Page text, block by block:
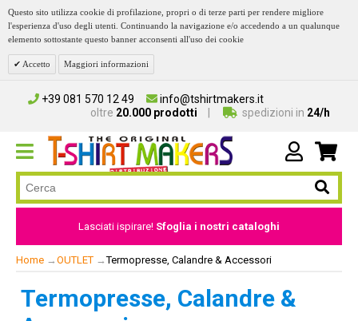
Questo sito utilizza cookie di profilazione, propri o di terze parti per rendere migliore
l'esperienza d'uso degli utenti. Continuando la navigazione e/o accedendo a un qualunque
elemento sottostante questo banner acconsenti all'uso dei cookie
Accetto Maggiori informazioni
+39 081 570 12 49
info@tshirtmakers.it
oltre 20.000 prodotti spedizioni in 24/h
Lasciati ispirare! Sfoglia i nostri cataloghi
Home → OUTLET →Termopresse, Calandre & Accessori
Termopresse, Calandre &